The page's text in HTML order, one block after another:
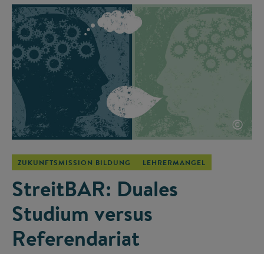
©
ZUKUNFTSMISSION BILDUNG LEHRERMANGEL
StreitBAR: Duales
Studium versus
Referendariat